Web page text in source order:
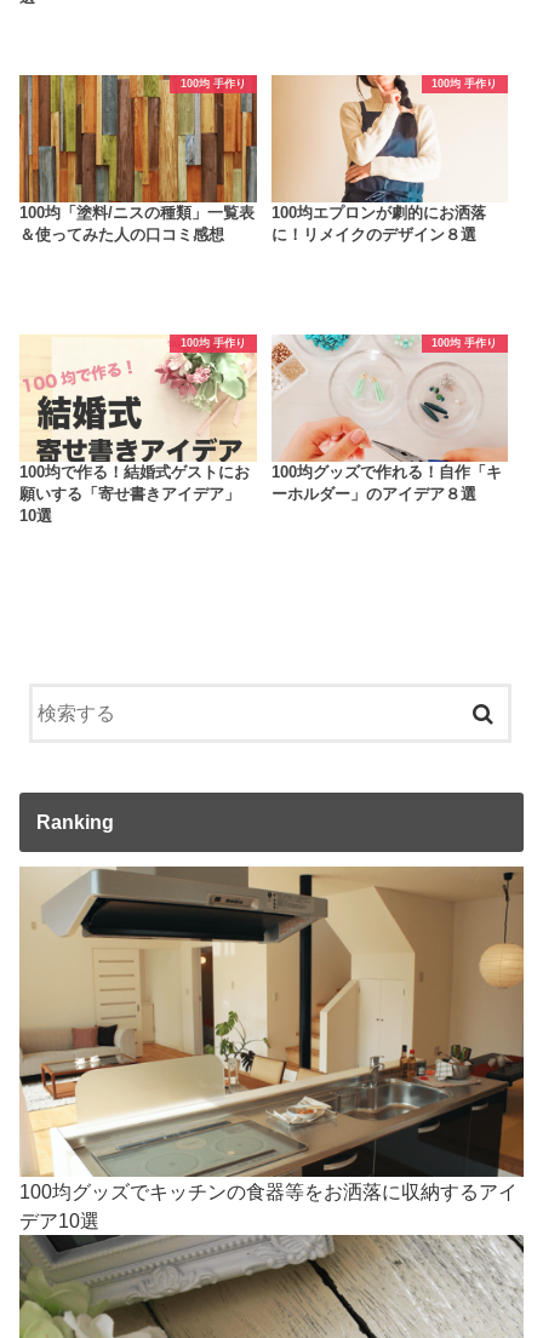
100均 手作り
100均「塗料/ニスの種類」一覧表
＆使ってみた人の口コミ感想
100均 手作り
100均エプロンが劇的にお洒落
に！リメイクのデザイン８選
100均 手作り
100均で作る！結婚式ゲストにお
願いする「寄せ書きアイデア」
10選
100均 手作り
100均グッズで作れる！自作「キ
ーホルダー」のアイデア８選
Ranking
100均グッズでキッチンの食器等をお洒落に収納するアイ
デア10選